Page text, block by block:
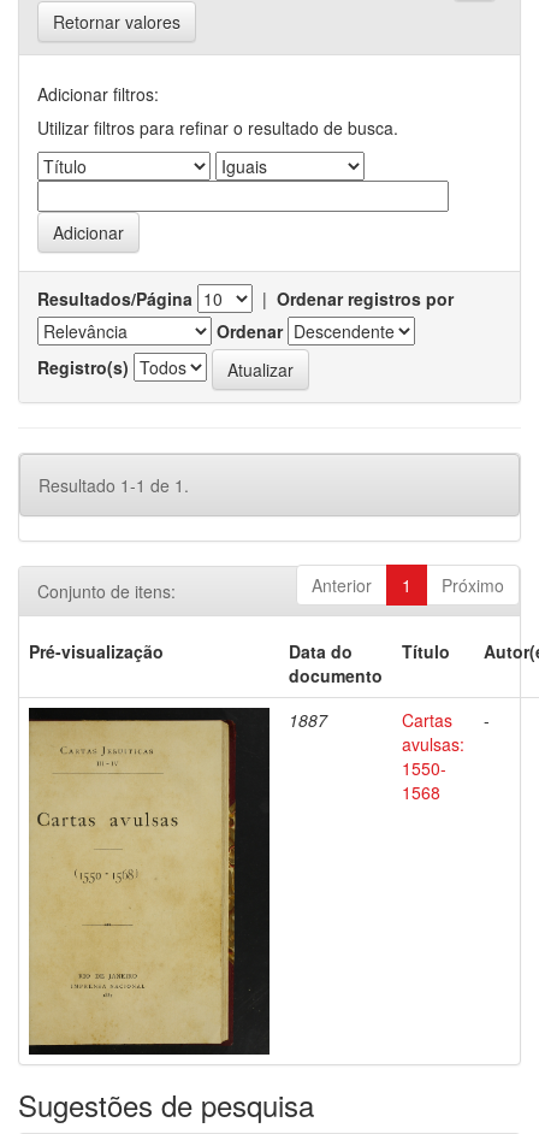
Retornar valores
Adicionar filtros:
Utilizar filtros para refinar o resultado de busca.
Resultados/Página | Ordenar registros por
Ordenar
Registro(s)
Resultado 1-1 de 1.
Anterior 1 Próximo
Conjunto de itens:
Pré-visualização
Data do
documento
Título
1887
Cartas
avulsas:
1550-
1568
-
Sugestões de pesquisa